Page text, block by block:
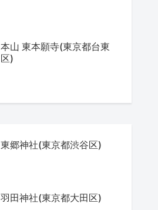
本山 東本願寺(東京都台東
区)
東郷神社(東京都渋谷区)
羽田神社(東京都大田区)